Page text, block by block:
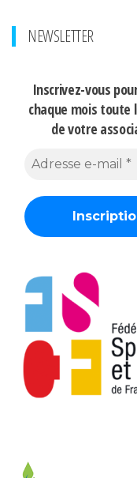
NEWSLETTER
Inscrivez-vous
chaque mois toute
de votre